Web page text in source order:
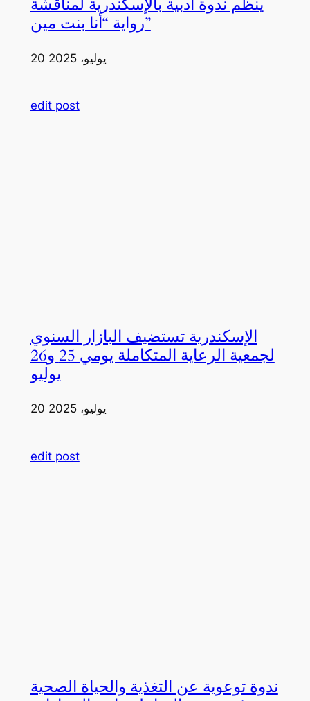
ينظم ندوة أدبية بالإسكندرية لمناقشة
رواية “أنا بنت مين”
20 يوليو، 2025
edit post
الإسكندرية تستضيف البازار السنوي
لجمعية الرعاية المتكاملة يومي 25 و26
يوليو
20 يوليو، 2025
edit post
ندوة توعوية عن التغذية والحياة الصحية